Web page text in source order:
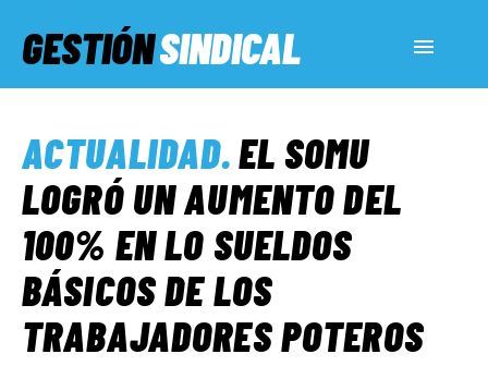
GESTIÓNSINDICAL
SERVICIOS SOCIALES
INFORMES ESPECIALES
FUERA DE MEGÁFONO
ACTUALIDAD.EL SOMU
LOGRÓ UN AUMENTO DEL
100% EN LO SUELDOS
BÁSICOS DE LOS
TRABAJADORES POTEROS